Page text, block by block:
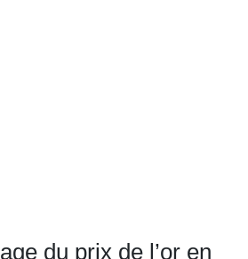
du prix de l’or en